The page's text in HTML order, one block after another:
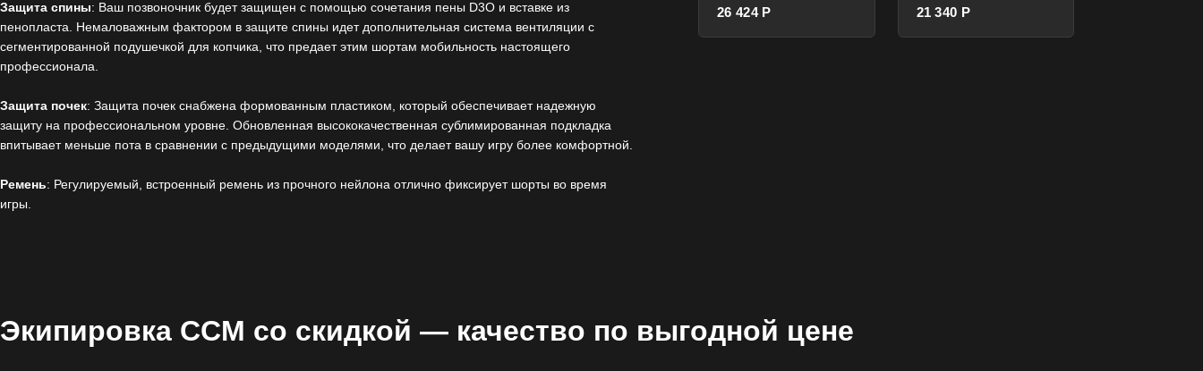
Защита спины: Ваш позвоночник будет защищен с помощью сочетания пены D3O и вставке из
пенопласта. Немаловажным фактором в защите спины идет дополнительная система вентиляции с
сегментированной подушечкой для копчика, что предает этим шортам мобильность настоящего
профессионала.
Защита почек: Защита почек снабжена формованным пластиком, который обеспечивает надежную
защиту на профессиональном уровне. Обновленная высококачественная сублимированная подкладка
впитывает меньше пота в сравнении с предыдущими моделями, что делает вашу игру более комфортной.
Ремень: Регулируемый, встроенный ремень из прочного нейлона отлично фиксирует шорты во время
игры.
26 424 Р 21 340 Р
Экипировка CCM со скидкой — качество по выгодной цене